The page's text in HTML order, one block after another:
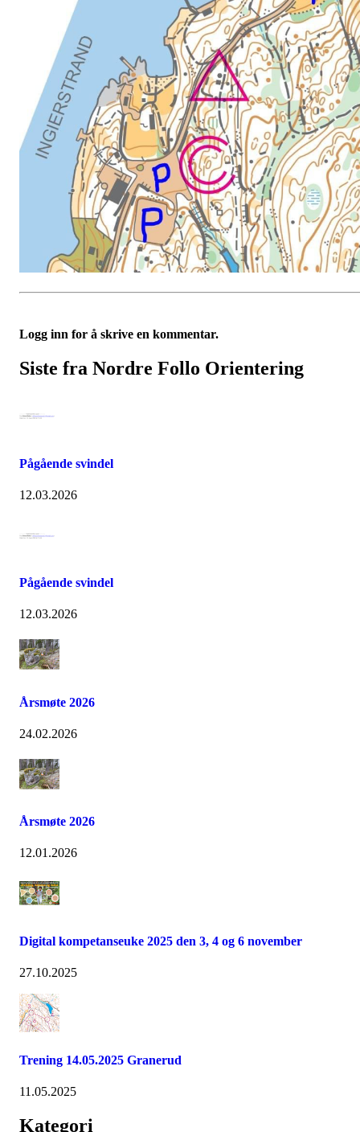
Logg inn for å skrive en kommentar.
Siste fra Nordre Follo Orientering
Pågående svindel
12.03.2026
Pågående svindel
12.03.2026
Årsmøte 2026
24.02.2026
Årsmøte 2026
12.01.2026
Digital kompetanseuke 2025 den 3, 4 og 6 november
27.10.2025
Trening 14.05.2025 Granerud
11.05.2025
Kategori